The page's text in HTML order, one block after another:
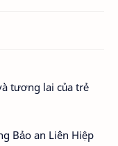
Bảo an Liên Hiệp